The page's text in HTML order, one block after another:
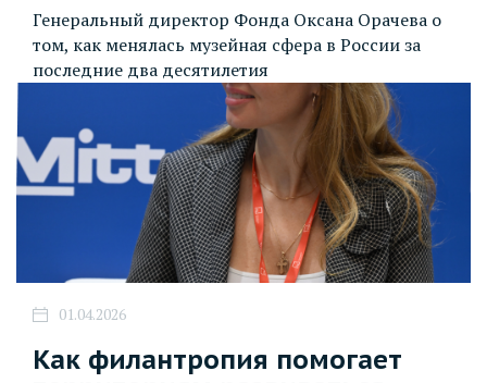
Генеральный директор Фонда Оксана Орачева о
том, как менялась музейная сфера в России за
последние два десятилетия
01.04.2026
Как филантропия помогает